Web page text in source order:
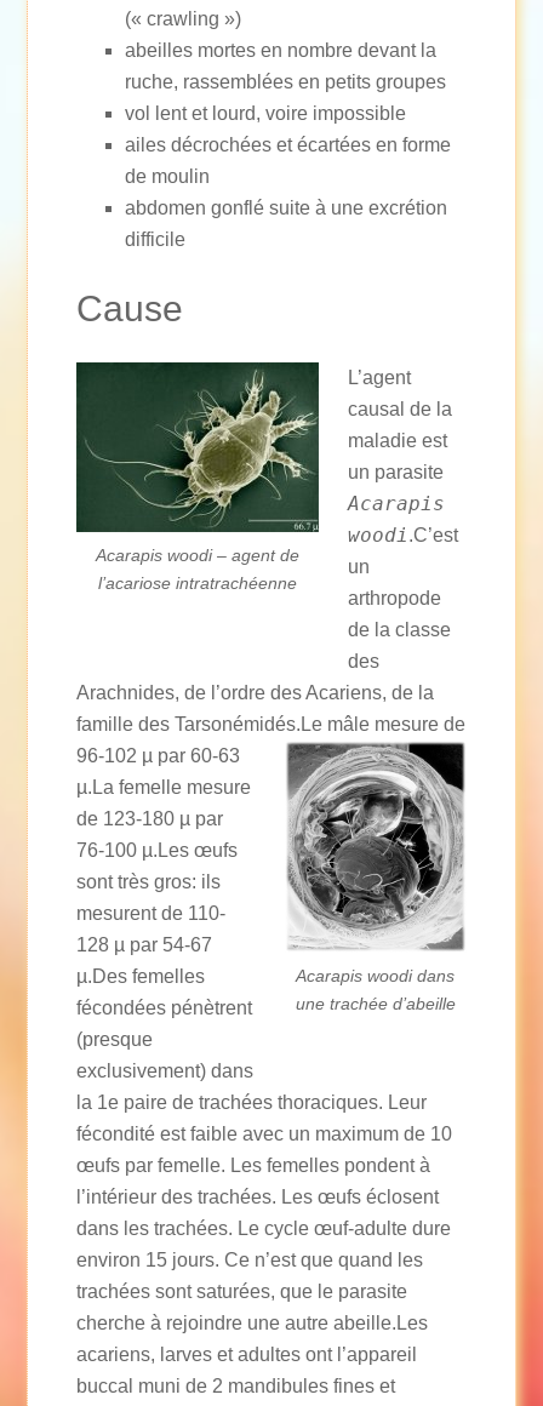
(« crawling »)
abeilles mortes en nombre devant la
ruche, rassemblées en petits groupes
vol lent et lourd, voire impossible
ailes décrochées et écartées en forme
de moulin
abdomen gonflé suite à une excrétion
difficile
Cause
Acarapis woodi – agent de
l’acariose intratrachéenne
L’agent
causal de la
maladie est
un parasite
Acarapis
woodi.C’est
un
arthropode
de la classe
des
Arachnides, de l’ordre des Acariens, de la
famille des Tarsonémidés.
Acarapis woodi dans
une trachée d’abeille
Le mâle mesure de
96-102 µ par 60-63
µ.La femelle mesure
de 123-180 µ par
76-100 µ.Les œufs
sont très gros: ils
mesurent de 110-
128 µ par 54-67
µ.Des femelles
fécondées pénètrent
(presque
exclusivement) dans
la 1e paire de trachées thoraciques. Leur
fécondité est faible avec un maximum de 10
œufs par femelle. Les femelles pondent à
l’intérieur des trachées. Les œufs éclosent
dans les trachées. Le cycle œuf-adulte dure
environ 15 jours. Ce n’est que quand les
trachées sont saturées, que le parasite
cherche à rejoindre une autre abeille.Les
acariens, larves et adultes ont l’appareil
buccal muni de 2 mandibules fines et